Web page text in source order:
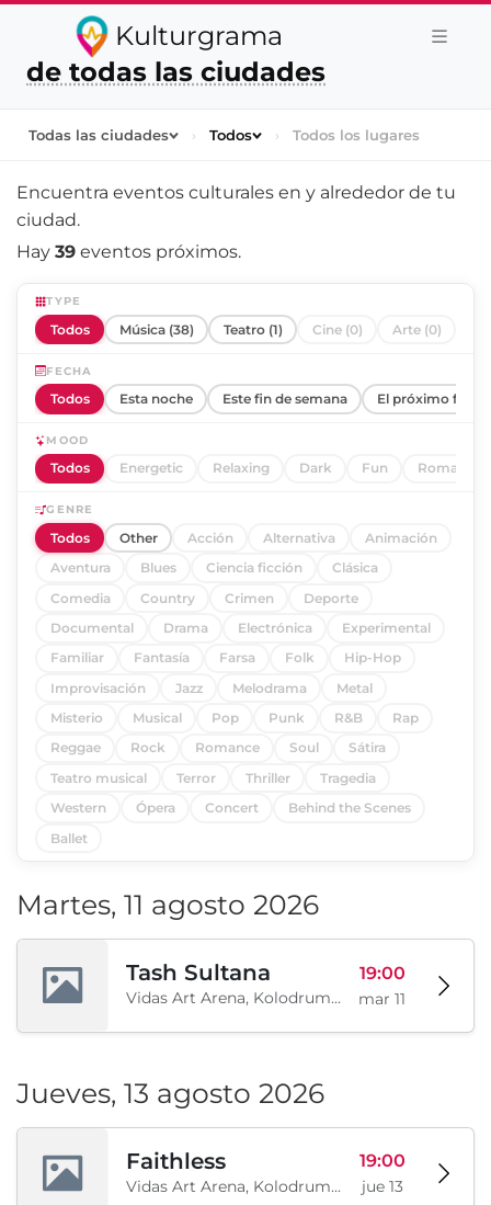
Kulturgrama
de todas las ciudades
Todas las ciudades › Todos › Todos los lugares
Encuentra eventos culturales en y alrededor de tu
ciudad.
Hay 39 eventos próximos.
TYPE
Todos Música (38) Teatro (1) Cine (0) Arte (0)
FECHA
Todos Esta noche Este fin de semana El próximo fin
MOOD
Todos Energetic Relaxing Dark Fun Romantic
GENRE
Todos Other Acción Alternativa
Animación
Aventura
Blues Ciencia ficción
Clásica
Comedia
Country Crimen
Deporte
Documental
Drama Electrónica
Experimental
Familiar
Fantasía Farsa Folk
Hip-Hop
Improvisación
Jazz Melodrama
Metal
Misterio
Musical Pop Punk R&B
Rap
Reggae
Rock Romance Soul
Sátira
Teatro musical
Terror Thriller
Tragedia
Western
Ópera Concert
Behind the Scenes
Ballet
Martes, 11 agosto 2026
Tash Sultana
Vidas Art Arena, Kolodrum, Borisova gradina, Sofía, BG
19:00
mar 11
Jueves, 13 agosto 2026
Faithless
Vidas Art Arena, Kolodrum, Borisova gradina, Sofía, BG
19:00
jue 13